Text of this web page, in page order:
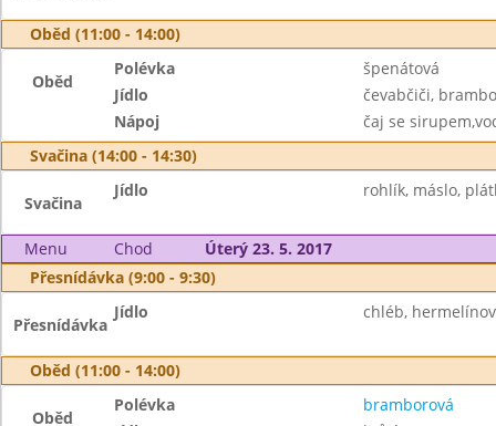
Oběd (11:00 - 14:00)
Oběd
Polévka
špenátová
Jídlo
čevabčiči,
Nápoj
čaj se
Svačina (14:00 - 14:30)
Svačina
Jídlo rohlík, máslo,
Menu Chod
Úterý 23. 5. 2017
Přesnídávka (9:00 - 9:30)
Přesnídávka
Jídlo chléb,
Oběd (11:00 - 14:00)
Oběd
Polévka
bramborová